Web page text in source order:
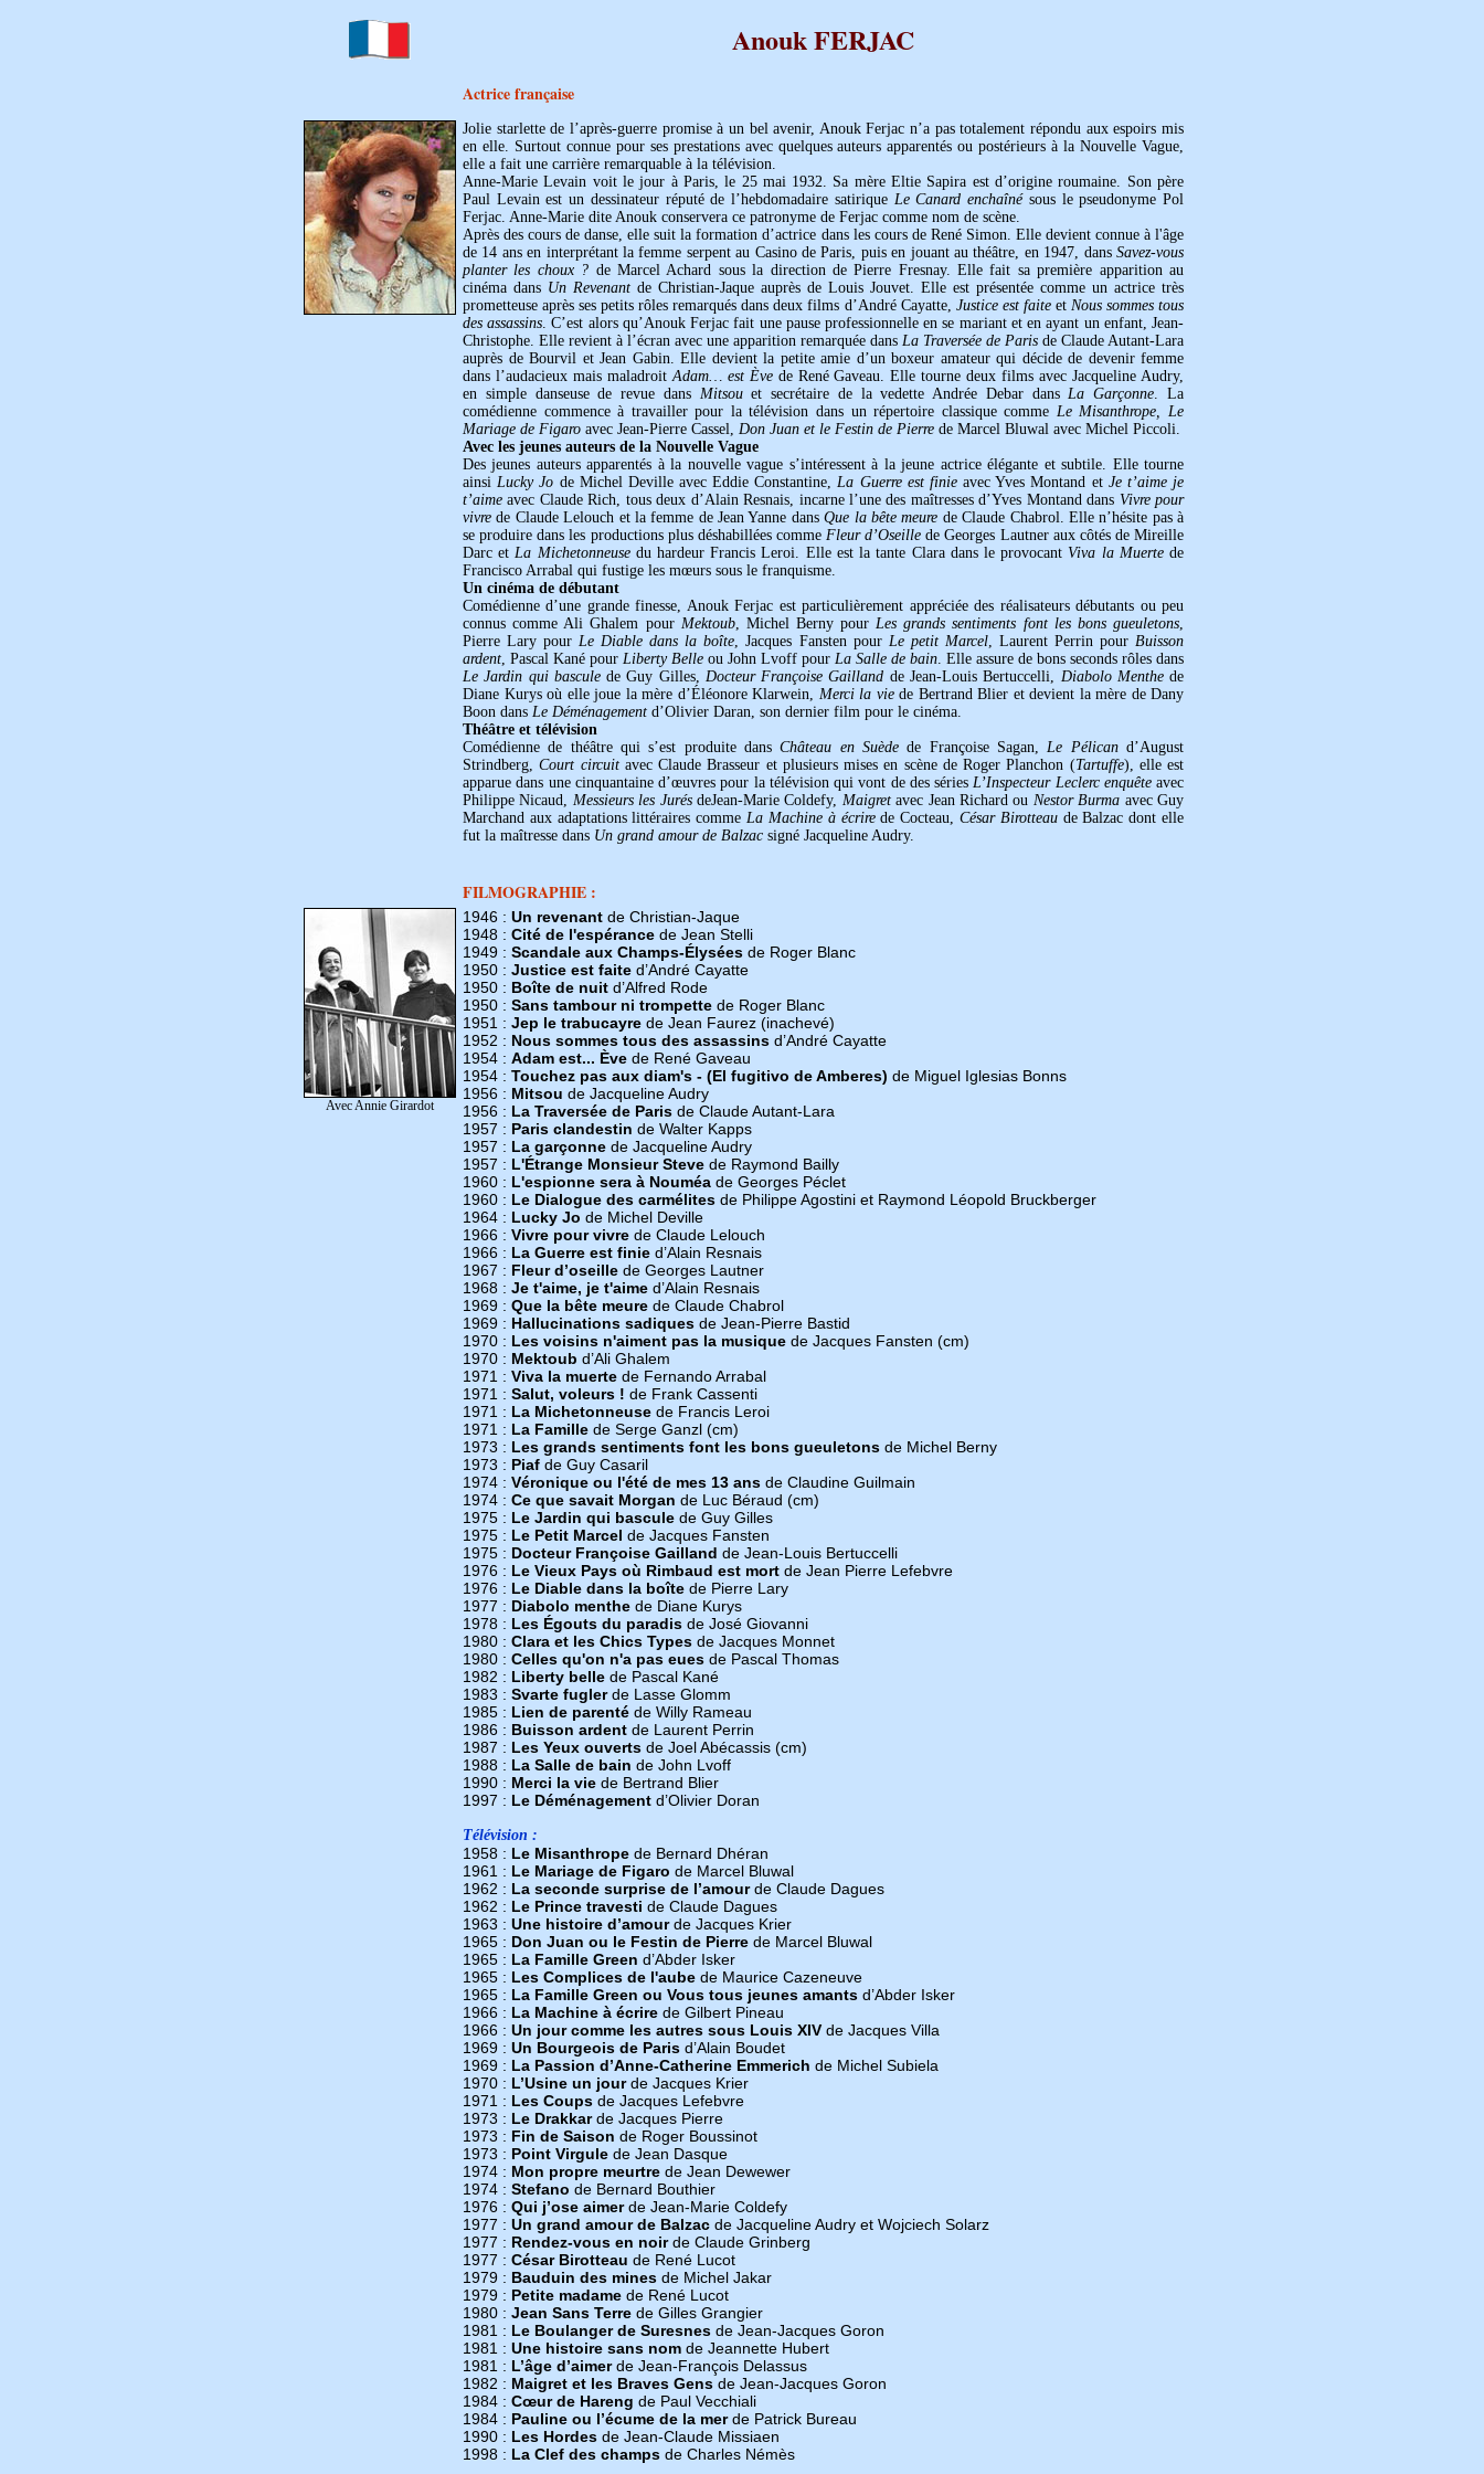
Anouk FERJAC
Actrice française
Jolie starlette de l’après-guerre promise à un bel avenir, Anouk Ferjac n’a pas totalement répondu aux espoirs mis
en elle. Surtout connue pour ses prestations avec quelques auteurs apparentés ou postérieurs à la Nouvelle Vague,
elle a fait une carrière remarquable à la télévision.
Anne-Marie Levain voit le jour à Paris, le 25 mai 1932. Sa mère Eltie Sapira est d’origine roumaine. Son père
Paul Levain est un dessinateur réputé de l’hebdomadaire satirique Le Canard enchaînésous le pseudonyme Pol
Ferjac. Anne-Marie dite Anouk conservera ce patronyme de Ferjac comme nom de scène.
Après des cours de danse, elle suit la formation d’actrice dans les cours de René Simon. Elle devient connue à l'âge
de 14 ans en interprétant la femme serpent au Casino de Paris, puis en jouant au théâtre, en 1947, dans Savez-vous
planter les choux ? de Marcel Achard sous la direction de Pierre Fresnay. Elle fait sa première apparition au
cinéma dans Un Revenant de Christian-Jaque auprès de Louis Jouvet. Elle est présentée comme un actrice très
prometteuse après ses petits rôles remarqués dans deux films d’André Cayatte, Justice est faiteet Nous sommes tous
des assassins. C’est alors qu’Anouk Ferjac fait une pause professionnelle en se mariant et en ayant un enfant, Jean-
Christophe. Elle revient à l’écran avec une apparition remarquée dans La Traversée de Paris de Claude Autant-Lara
auprès de Bourvil et Jean Gabin. Elle devient la petite amie d’un boxeur amateur qui décide de devenir femme
dans l’audacieux mais maladroitAdam… est Èvede René Gaveau. Elle tourne deux films avec Jacqueline Audry,
en simple danseuse de revue dans Mitsouet secrétaire de la vedette Andrée Debar dansLa Garçonne. La
comédienne commence à travailler pour la télévision dans un répertoire classique comme Le Misanthrope, Le
Mariage de Figaro avec Jean-Pierre Cassel, Don Juan et le Festin de Pierre de Marcel Bluwal avec Michel Piccoli.
Avec les jeunes auteurs de la Nouvelle Vague
Des jeunes auteurs apparentés à la nouvelle vague s’intéressent à la jeune actrice élégante et subtile. Elle tourne
ainsiLucky Jo de Michel Deville avec Eddie Constantine,La Guerre est finieavec Yves Montand et Je t’aime je
t’aime avec Claude Rich, tous deux d’Alain Resnais, incarne l’une des maîtresses d’Yves Montand dans Vivre pour
vivre de Claude Lelouch et la femme de Jean Yanne dansQue la bête meure de Claude Chabrol. Elle n’hésite pas à
se produire dans les productions plus déshabillées comme Fleur d’Oseille de Georges Lautner aux côtés de Mireille
Darc etLa Michetonneusedu hardeur Francis Leroi. Elle est la tante Clara dans le provocant Viva la Muertede
Francisco Arrabal qui fustige les mœurs sous le franquisme.
Un cinéma de débutant
Comédienne d’une grande finesse, Anouk Ferjac est particulièrement appréciée des réalisateurs débutants ou peu
connus comme Ali Ghalem pour Mektoub, Michel Berny pourLes grands sentiments font les bons gueuletons,
Pierre Lary pourLe Diable dans la boîte, Jacques Fansten pour Le petit Marcel, Laurent Perrin pourBuisson
ardent, Pascal Kané pour Liberty Belle ou John Lvoff pour La Salle de bain. Elle assure de bons seconds rôles dans
Le Jardin qui basculede Guy Gilles, Docteur Françoise Gailland de Jean-Louis Bertuccelli, Diabolo Menthede
Diane Kurys où elle joue la mère d’Éléonore Klarwein, Merci la viede Bertrand Blier et devient la mère de Dany
Boon dans Le Déménagement d’Olivier Daran, son dernier film pour le cinéma.
Théâtre et télévision
Comédienne de théâtre qui s’est produite dansChâteau en Suède de Françoise Sagan,Le Pélicand’August
Strindberg,Court circuitavec Claude Brasseur et plusieurs mises en scène de Roger Planchon (Tartuffe), elle est
apparue dans une cinquantaine d’œuvres pour la télévision qui vont de des sériesL’Inspecteur Leclerc enquêteavec
Philippe Nicaud, Messieurs les JurésdeJean-Marie Coldefy, Maigretavec Jean Richard ou Nestor Burma avec Guy
Marchand aux adaptations littéraires commeLa Machine à écrirede Cocteau, César Birotteaude Balzac dont elle
fut la maîtresse dans Un grand amour de Balzac signé Jacqueline Audry.
FILMOGRAPHIE :
Avec Annie Girardot
1946 : Un revenant de Christian-Jaque
1948 : Cité de l'espérance de Jean Stelli
1949 : Scandale aux Champs-Élysées de Roger Blanc
1950 : Justice est faite d’André Cayatte
1950 : Boîte de nuit d’Alfred Rode
1950 : Sans tambour ni trompette de Roger Blanc
1951 : Jep le trabucayre de Jean Faurez (inachevé)
1952 : Nous sommes tous des assassins d’André Cayatte
1954 : Adam est... Ève de René Gaveau
1954 : Touchez pas aux diam's - (El fugitivo de Amberes) de Miguel Iglesias Bonns
1956 : Mitsou de Jacqueline Audry
1956 : La Traversée de Paris de Claude Autant-Lara
1957 : Paris clandestin de Walter Kapps
1957 : La garçonne de Jacqueline Audry
1957 : L'Étrange Monsieur Steve de Raymond Bailly
1960 : L'espionne sera à Nouméa de Georges Péclet
1960 : Le Dialogue des carmélites de Philippe Agostini et Raymond Léopold Bruckberger
1964 : Lucky Jo de Michel Deville
1966 : Vivre pour vivre de Claude Lelouch
1966 : La Guerre est finie d’Alain Resnais
1967 : Fleur d’oseille de Georges Lautner
1968 : Je t'aime, je t'aime d’Alain Resnais
1969 : Que la bête meure de Claude Chabrol
1969 : Hallucinations sadiques de Jean-Pierre Bastid
1970 : Les voisins n'aiment pas la musique de Jacques Fansten (cm)
1970 : Mektoub d’Ali Ghalem
1971 : Viva la muerte de Fernando Arrabal
1971 : Salut, voleurs ! de Frank Cassenti
1971 : La Michetonneuse de Francis Leroi
1971 : La Famille de Serge Ganzl (cm)
1973 : Les grands sentiments font les bons gueuletons de Michel Berny
1973 : Piaf de Guy Casaril
1974 : Véronique ou l'été de mes 13 ans de Claudine Guilmain
1974 : Ce que savait Morgan de Luc Béraud (cm)
1975 : Le Jardin qui bascule de Guy Gilles
1975 : Le Petit Marcel de Jacques Fansten
1975 : Docteur Françoise Gailland de Jean-Louis Bertuccelli
1976 : Le Vieux Pays où Rimbaud est mort de Jean Pierre Lefebvre
1976 : Le Diable dans la boîte de Pierre Lary
1977 : Diabolo menthe de Diane Kurys
1978 : Les Égouts du paradis de José Giovanni
1980 : Clara et les Chics Types de Jacques Monnet
1980 : Celles qu'on n'a pas eues de Pascal Thomas
1982 : Liberty belle de Pascal Kané
1983 : Svarte fuglerde Lasse Glomm
1985 : Lien de parenté de Willy Rameau
1986 : Buisson ardent de Laurent Perrin
1987 : Les Yeux ouverts de Joel Abécassis (cm)
1988 : La Salle de bain de John Lvoff
1990 : Merci la vie de Bertrand Blier
1997 : Le Déménagement d’Olivier Doran
Télévision :
1958 : Le Misanthrope de Bernard Dhéran
1961 : Le Mariage de Figaro de Marcel Bluwal
1962 : La seconde surprise de l’amourde Claude Dagues
1962 : Le Prince travesti de Claude Dagues
1963 : Une histoire d’amourde Jacques Krier
1965 : Don Juan ou le Festin de Pierre de Marcel Bluwal
1965 : La Famille Green d’Abder Isker
1965 : Les Complices de l'aube de Maurice Cazeneuve
1965 : La Famille Green ou Vous tous jeunes amants d’Abder Isker
1966 : La Machine à écrire de Gilbert Pineau
1966 : Un jour comme les autres sous Louis XIV de Jacques Villa
1969 : Un Bourgeois de Paris d’Alain Boudet
1969 : La Passion d’Anne-Catherine Emmerich de Michel Subiela
1970 : L’Usine un jourde Jacques Krier
1971 : Les Coups de Jacques Lefebvre
1973 : Le Drakkarde Jacques Pierre
1973 : Fin de Saison de Roger Boussinot
1973 : Point Virgule de Jean Dasque
1974 : Mon propre meurtre de Jean Dewewer
1974 : Stefano de Bernard Bouthier
1976 : Qui j’ose aimerde Jean-Marie Coldefy
1977 : Un grand amour de Balzac de Jacqueline Audry et Wojciech Solarz
1977 : Rendez-vous en noirde Claude Grinberg
1977 : César Birotteau de René Lucot
1979 : Bauduin des mines de Michel Jakar
1979 : Petite madame de René Lucot
1980 : Jean Sans Terre de Gilles Grangier
1981 : Le Boulanger de Suresnes de Jean-Jacques Goron
1981 : Une histoire sans nom de Jeannette Hubert
1981 : L’âge d’aimerde Jean-François Delassus
1982 : Maigret et les Braves Gens de Jean-Jacques Goron
1984 : Cœur de Hareng de Paul Vecchiali
1984 : Pauline ou l’écume de la merde Patrick Bureau
1990 : Les Hordes de Jean-Claude Missiaen
1998 : La Clef des champs de Charles Némès